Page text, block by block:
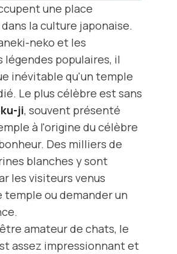
une place
la culture japonaise.
neko et les
légendes populaires, il
inévitable qu'un temple
Le plus célèbre est sans
ji, souvent présenté
à l'origine du célèbre
Des milliers de
blanches y sont
les visiteurs venus
temple ou demander un
amateur de chats, le
assez impressionnant et